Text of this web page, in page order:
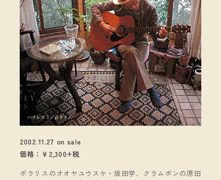
2002.11.27 on sale
価格：￥2,300+税
ポラリスのオオヤユウスケ・坂田学、クラムボンの原田